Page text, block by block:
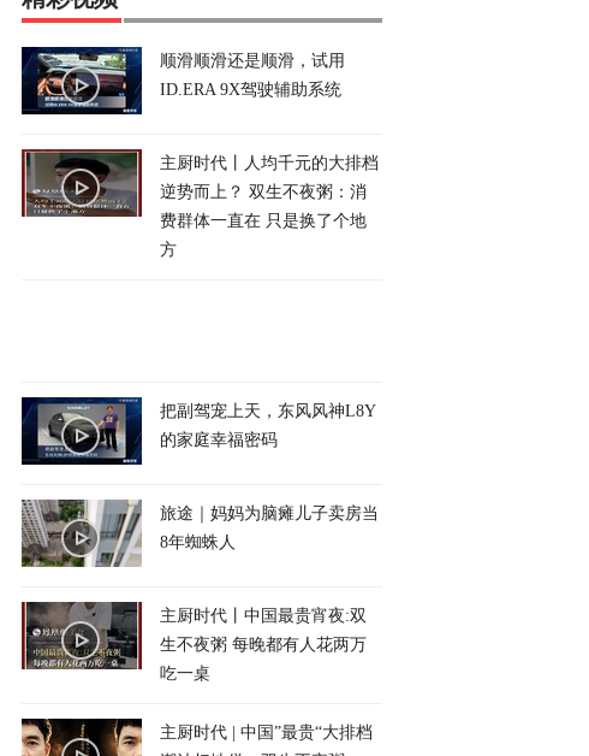
顺滑顺滑还是顺滑，试用
ID.ERA 9X驾驶辅助系统
主厨时代丨人均千元的大排档
逆势而上？ 双生不夜粥：消
费群体一直在 只是换了个地
方
把副驾宠上天，东风风神L8Y
的家庭幸福密码
旅途｜妈妈为脑瘫儿子卖房当
8年蜘蛛人
主厨时代丨中国最贵宵夜:双
生不夜粥 每晚都有人花两万
吃一桌
主厨时代 | 中国”最贵“大排档